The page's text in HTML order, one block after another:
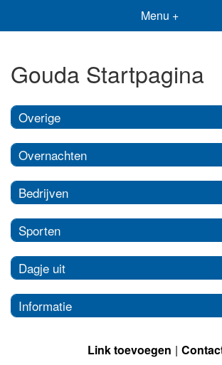
Menu +
Gouda Startpagina
Overige
Overnachten
Bedrijven
Sporten
Dagje uit
Informatie
Link toevoegen